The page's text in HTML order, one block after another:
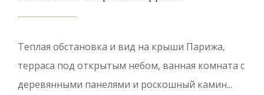
Теплая обстановка и вид на крыши Парижа,
терраса под открытым небом, ванная комната с
деревянными панелями и роскошный камин...